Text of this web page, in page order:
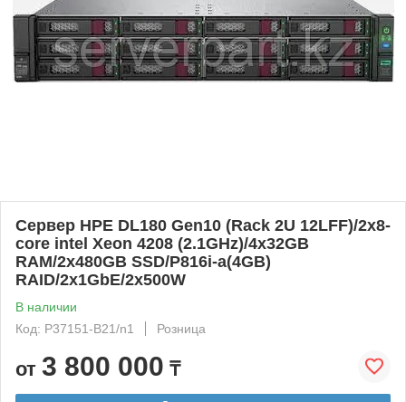
Сервер HPE DL180 Gen10 (Rack 2U 12LFF)/2x8-
core intel Xeon 4208 (2.1GHz)/4x32GB
RAM/2x480GB SSD/P816i-a(4GB)
RAID/2x1GbE/2x500W
В наличии
Код: P37151-B21/n1
Розница
от 3 800 000 ₸